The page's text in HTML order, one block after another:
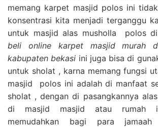
memang karpet masjid polos ini
konsentrasi kita menjadi terganggu
untuk masjid alas musholla polos di
beli online karpet masjid murah
kabupaten bekasi ini juga bisa di
untuk sholat , karna memang fungsi
masjid polos ini adalah di manfaat
sholat , dengan di pasangkannya
di masjid masjid atau rumah
memudahkan bagi para